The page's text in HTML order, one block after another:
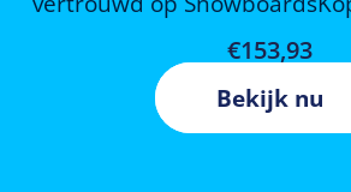
€153,93
Bekijk nu